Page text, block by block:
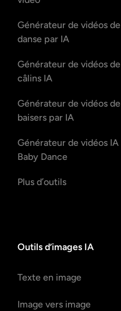
Générateur de vidéos de
danse par IA
Générateur de vidéos de
câlins IA
Générateur de vidéos de
baisers par IA
Générateur de vidéos IA
Baby Dance
Plus d’outils
Outils d’images IA
Texte en image
Image vers image